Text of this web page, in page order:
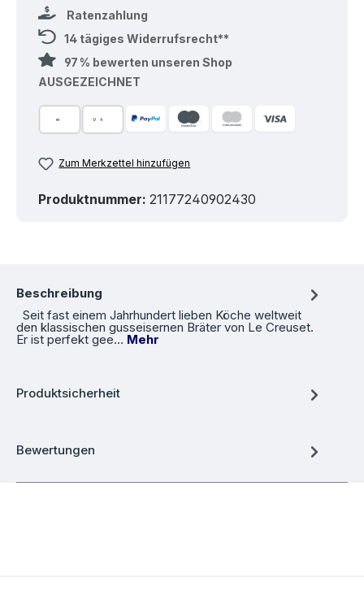
Ratenzahlung
14 tägiges Widerrufsrecht**
97 % bewerten unseren Shop
AUSGEZEICHNET
Zum Merkzettel hinzufügen
Produktnummer: 21177240902430
Beschreibung
Seit fast einem Jahrhundert lieben Köche weltweit
den klassischen gusseisernen Bräter von Le Creuset.
Er ist perfekt gee… Mehr
Produktsicherheit
Bewertungen